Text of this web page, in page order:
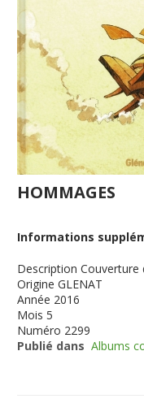
HOMMAGES
Informations
Description Couverture
Origine GLENAT
Année 2016
Mois 5
Numéro 2299
Publié dans Albums